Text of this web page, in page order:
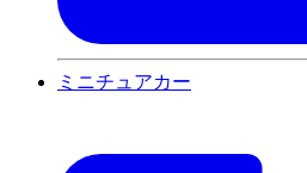
ミニチュアカー